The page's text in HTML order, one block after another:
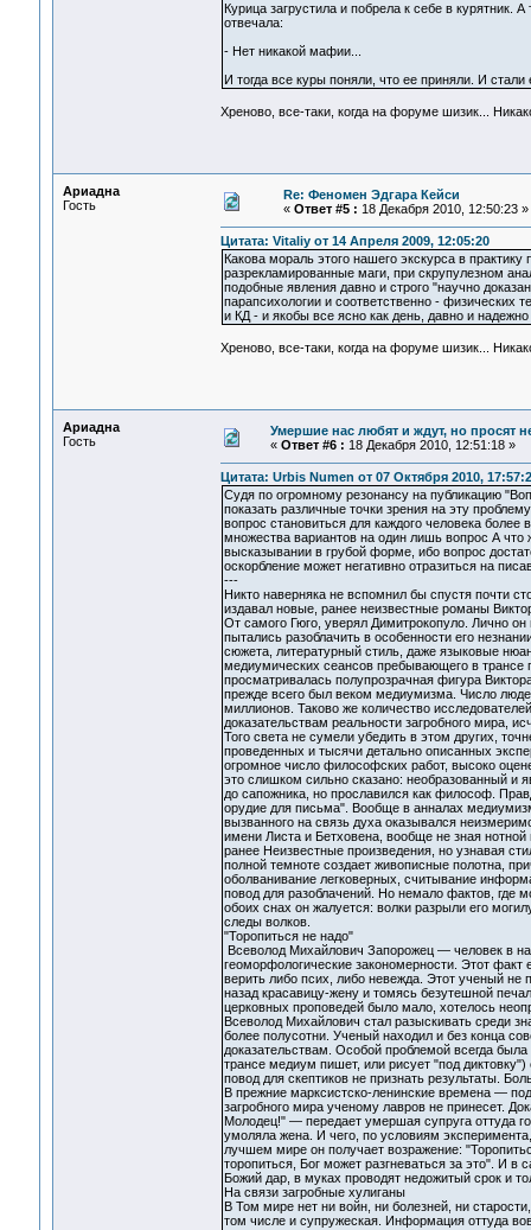
Курица загрустила и побрела к себе в
отвечала:
- Нет никакой мафии...
И тогда все куры поняли, что ее приняли. И стали
Хреново, все-таки, когда на форуме шизик...
Ариадна
Гость
Re: Феномен Эдгара Кейси
« Ответ #5 : 18 Декабря 2010, 12:50:23 »
Цитата: Vitaliy от 14 Апреля 2009, 12:05:20
Какова мораль этого нашего экскурса в
разрекламированные маги, при скрупулезном
подобные явления давно и строго "научно
парапсихологии и соответственно - физических
и КД - и якобы все ясно как день, давно и
Хреново, все-таки, когда на форуме шизик...
Ариадна
Гость
Умершие нас любят и ждут, но просят
« Ответ #6 : 18 Декабря 2010, 12:51:18 »
Цитата: Urbis Numen от 07 Октября 2010,
Судя по огромному резонансу на публикацию
показать различные точки зрения на эту
вопрос становиться для каждого человека
множества вариантов на один лишь вопрос А
высказывании в грубой форме, ибо вопрос
оскорбление может негативно отразиться на
---
Никто наверняка не вспомнил бы спустя почти
издавал новые, ранее неизвестные романы
От самого Гюго, уверял Димитрокопуло. Лично
пытались разоблачить в особенности его
сюжета, литературный стиль, даже языковые
медиумических сеансов пребывающего в трансе
просматривалась полупрозрачная фигура
прежде всего был веком медиумизма. Число
миллионов. Таково же количество
доказательствам реальности загробного мира,
Того света не сумели убедить в этом других,
проведенных и тысячи детально описанных
огромное число философских работ, высоко
это слишком сильно сказано: необразованный и
до сапожника, но прославился как философ.
орудие для письма". Вообще в анналах
вызванного на связь духа оказывался
имени Листа и Бетховена, вообще не зная
ранее Неизвестные произведения, но узнавая
полной темноте создает живописные полотна,
оболванивание легковерных, считывание
повод для разоблачений. Но немало фактов, где
обоих снах он жалуется: волки разрыли его
следы волков.
"Торопиться не надо"
Всеволод Михайлович Запорожец — человек в
геоморфологические закономерности. Этот
верить либо псих, либо невежда. Этот ученый не
назад красавицу-жену и томясь безутешной
церковных проповедей было мало, хотелось
Всеволод Михайлович стал разыскивать среди
более полусотни. Ученый находил и без конца
доказательствам. Особой проблемой всегда
трансе медиум пишет, или рисует "под
повод для скептиков не признать результаты.
В прежние марксистско-ленинские времена —
загробного мира ученому лавров не принесет.
Молодец!" — передает умершая супруга оттуда
умоляла жена. И чего, по условиям
лучшем мире он получает возражение:
торопиться, Бог может разгневаться за это". И
Божий дар, в муках проводят недожитый срок и
На связи загробные хулиганы
В Том мире нет ни войн, ни болезней, ни
том числе и супружеская. Информация оттуда